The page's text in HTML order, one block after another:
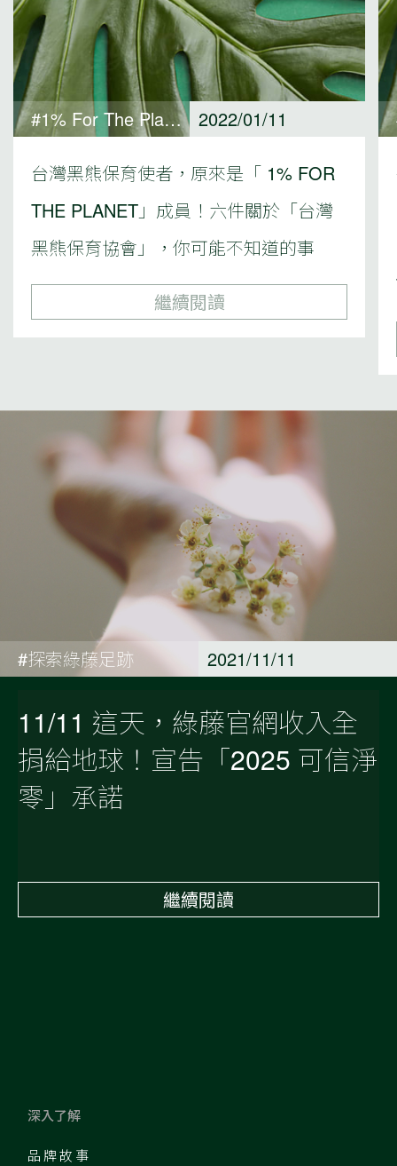
#1% For The Planet#深入永續生活 2022/01/11
台灣黑熊保育使者，原來是「 1% FOR
THE PLANET」成員！六件關於「台灣
黑熊保育協會」，你可能不知道的事
繼續閱讀
#探索綠藤足跡 2021/11/11
11/11 這天，綠藤官網收入全
捐給地球！宣告「2025 可信淨
零」承諾
繼續閱讀
深入了解
品牌故事